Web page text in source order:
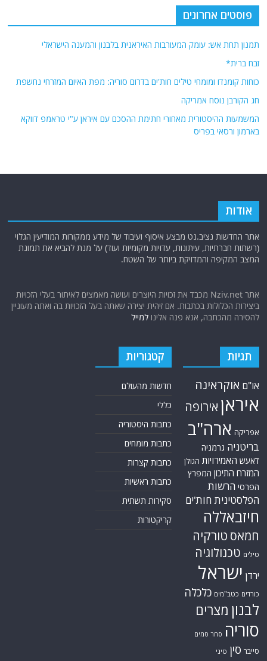
פוסטים אחרונים
תמנון תחת אש: עומק המעורבות האיראנית בלבנון והמענה הישראלי
זבח ברית*
כוחות קומנדו ומומחי טילים חות'ים בדרום סוריה: מפת האיום המזרחי נחשפת
חג הקורבן נוסח אמריקה
המשמעות ההיסטורית מאחורי חתימת ההסכם עם איראן ע"י טראמפ דווקא
בארמון ורסאי בפריס
אודות
אתר החדשות נציב.נט מבצע איסוף ועיבוד של מידע ממקורות המודיעין הגלוי
(רשתות חברתיות, עיתונות, עדויות מקומיות ועוד) על מנת להביא את תמונת
המצב המקיפה והמדויקת ביותר של השטח.
אתר Nziv.net מכבד את זכויות היוצרים ועושה מאמצים לאיתור בעלי הזכויות
ביצירות הכלולות בכתבות. אם זיהית יצירה שאתה בעל הזכויות בה ואתה מעוניין
להסירה מהכתבה, אנא פנה אלינולמייל
תגיות
או"ם אוקראינה
איראן אירופה
אפריקה ארה"ב
בריטניה גרמניה
דאעש האמירויות הגולן
המזרח התיכון המפרץ
הפרסי הרשות
הפלסטינית חות'ים
חיזבאללה
חמאס טורקיה
טילים טכנולוגיה
ירדן ישראל
כורדים כטב"מים כלכלה
לבנון מצרים
סוריה סחר סמים
סייבר סין סיני
קטגוריות
חדשות מהעולם
כללי
כתבות היסטוריה
כתבות מומחים
כתבות קצרות
כתבות ראשיות
סקירות תשתית
קריקטורות